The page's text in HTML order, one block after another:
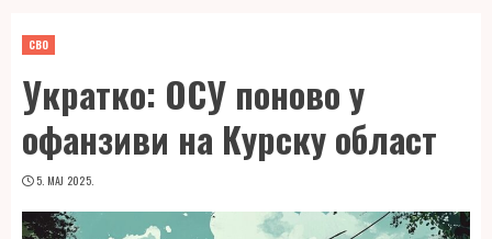
СВО
Укратко: ОСУ поново у
офанзиви на Курску област
5. МАЈ 2025.